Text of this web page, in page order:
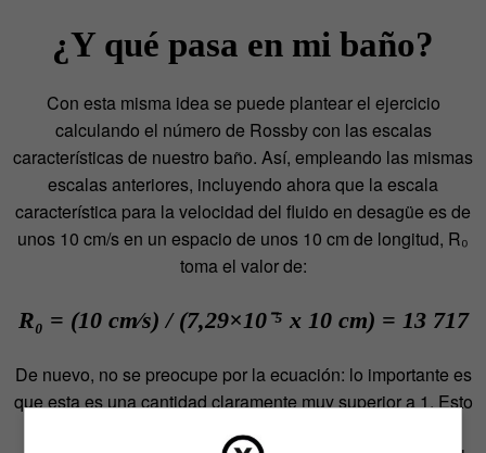
¿Y qué pasa en mi baño?
Con esta misma idea se puede plantear el ejercicio
calculando el número de Rossby con las escalas
características de nuestro baño. Así, empleando las mismas
escalas anteriores, incluyendo ahora que la escala
característica para la velocidad del fluido en desagüe es de
unos 10 cm/s en un espacio de unos 10 cm de longitud, R₀
toma el valor de:
R₀ = (10 cm⁄s) / (7,29×10⁻⁵ x 10 cm) = 13 717
De nuevo, no se preocupe por la ecuación: lo importante es
que esta es una cantidad claramente muy superior a 1. Esto
indica que el denominador es muy pequeño en